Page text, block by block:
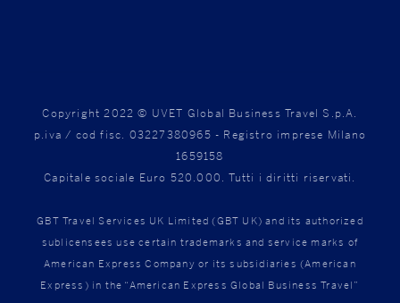
Copyright 2022 © UVET Global Business Travel S.p.A.
p.iva / cod fisc. 03227380965 - Registro imprese Milano
1659158
Capitale sociale Euro 520.000. Tutti i diritti riservati.
GBT Travel Services UK Limited (GBT UK) and its authorized
sublicensees use certain trademarks and service marks of
American Express Company or its subsidiaries (American
Express) in the “American Express Global Business Travel”